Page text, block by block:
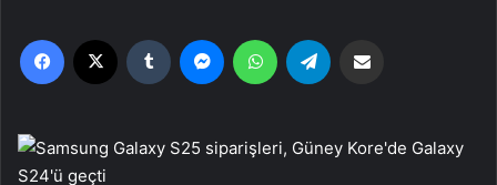
Facebook Tumblr MessengerWhatsApp